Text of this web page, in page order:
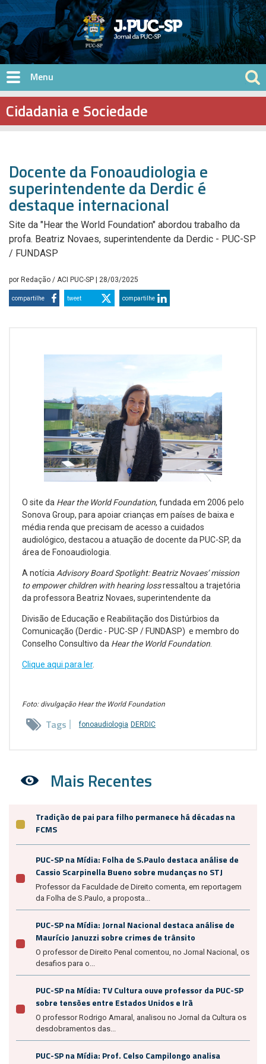
Pular para o conteúdo principal
Cidadania e Sociedade
Docente da Fonoaudiologia e
superintendente da Derdic é
destaque internacional
Site da "Hear the World Foundation" abordou trabalho da
profa. Beatriz Novaes, superintendente da Derdic - PUC-SP
/ FUNDASP
por Redação / ACI PUC-SP | 28/03/2025
compartilhe tweet compartilhe
O site da Hear the World Foundation, fundada em 2006 pelo
Sonova Group, para apoiar crianças em países de baixa e
média renda que precisam de acesso a cuidados
audiológico, destacou a atuação de docente da PUC-SP, da
área de Fonoaudiologia.
A notícia Advisory Board Spotlight: Beatriz Novaes’ mission
to empower children with hearing lossressaltou a trajetória
da professora Beatriz Novaes, superintendente da
Divisão de Educação e Reabilitação dos Distúrbios da
Comunicação (Derdic - PUC-SP / FUNDASP) e membro do
Conselho Consultivo da Hear the World Foundation
Clique aqui para ler.
Foto: divulgação Hear the World Foundation
Tags fonoaudiologia DERDIC
Mais Recentes
Tradição de pai para filho permanece há décadas na
FCMS
PUC-SP na Mídia: Folha de S.Paulo destaca análise de
Cassio Scarpinella Bueno sobre mudanças no STJ
Professor da Faculdade de Direito comenta, em reportagem
da Folha de S.Paulo, a proposta...
PUC-SP na Mídia: Jornal Nacional destaca análise de
Maurício Januzzi sobre crimes de trânsito
O professor de Direito Penal comentou, no Jornal Nacional, os
desafios para o...
PUC-SP na Mídia: TV Cultura ouve professor da PUC-SP
sobre tensões entre Estados Unidos e Irã
O professor Rodrigo Amaral, analisou no Jornal da Cultura os
desdobramentos das...
PUC-SP na Mídia: Prof. Celso Campilongo analisa